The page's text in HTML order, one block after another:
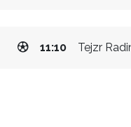
Tejzr
11:10